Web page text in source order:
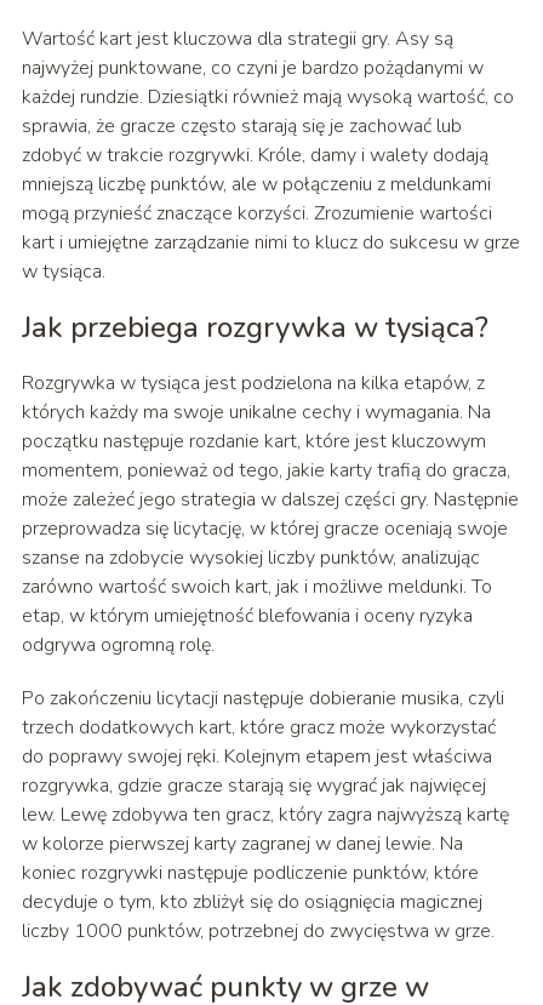
Wartość kart jest kluczowa dla strategii gry. Asy są
najwyżej punktowane, co czyni je bardzo pożądanymi w
każdej rundzie. Dziesiątki również mają wysoką wartość, co
sprawia, że gracze często starają się je zachować lub
zdobyć w trakcie rozgrywki. Króle, damy i walety dodają
mniejszą liczbę punktów, ale w połączeniu z meldunkami
mogą przynieść znaczące korzyści. Zrozumienie wartości
kart i umiejętne zarządzanie nimi to klucz do sukcesu w grze
w tysiąca.
Jak przebiega rozgrywka w tysiąca?
Rozgrywka w tysiąca jest podzielona na kilka etapów, z
których każdy ma swoje unikalne cechy i wymagania. Na
początku następuje rozdanie kart, które jest kluczowym
momentem, ponieważ od tego, jakie karty trafią do gracza,
może zależeć jego strategia w dalszej części gry. Następnie
przeprowadza się licytację, w której gracze oceniają swoje
szanse na zdobycie wysokiej liczby punktów, analizując
zarówno wartość swoich kart, jak i możliwe meldunki. To
etap, w którym umiejętność blefowania i oceny ryzyka
odgrywa ogromną rolę.
Po zakończeniu licytacji następuje dobieranie musika, czyli
trzech dodatkowych kart, które gracz może wykorzystać
do poprawy swojej ręki. Kolejnym etapem jest właściwa
rozgrywka, gdzie gracze starają się wygrać jak najwięcej
lew. Lewę zdobywa ten gracz, który zagra najwyższą kartę
w kolorze pierwszej karty zagranej w danej lewie. Na
koniec rozgrywki następuje podliczenie punktów, które
decyduje o tym, kto zbliżył się do osiągnięcia magicznej
liczby 1000 punktów, potrzebnej do zwycięstwa w grze.
Jak zdobywać punkty w grze w